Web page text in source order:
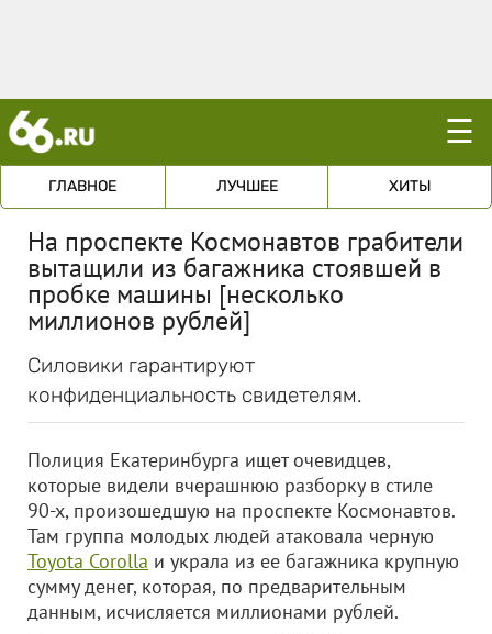
☰
ГЛАВНОЕ ЛУЧШЕЕ ХИТЫ
На проспекте Космонавтов грабители
вытащили из багажника стоявшей в
пробке машины [несколько
миллионов рублей]
Силовики гарантируют
конфиденциальность свидетелям.
Полиция Екатеринбурга ищет очевидцев,
которые видели вчерашнюю разборку в стиле
90-х, произошедшую на проспекте Космонавтов.
Там группа молодых людей атаковала черную
Toyota Corolla и украла из ее багажника крупную
сумму денег, которая, по предварительным
данным, исчисляется миллионами рублей.